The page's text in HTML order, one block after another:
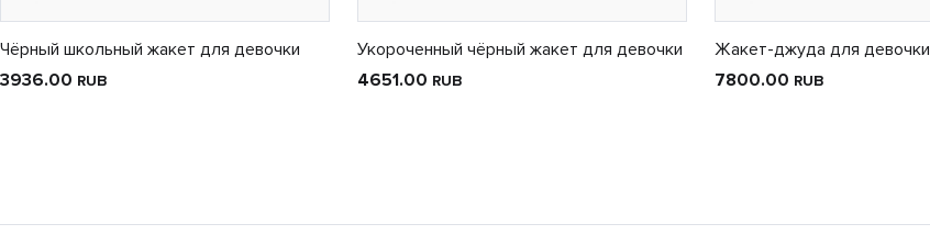
Чёрный школьный жакет для девочки
3936.00 RUB
Укороченный чёрный жакет для девочки
4651.00 RUB
Жакет-джуда для девочки
7800.00 RUB